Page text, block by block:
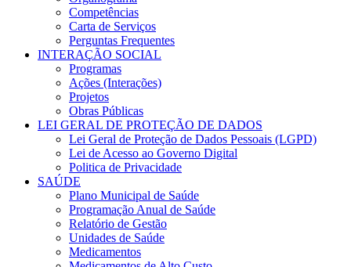
Competências
Carta de Serviços
Perguntas Frequentes
INTERAÇÃO SOCIAL
Programas
Ações (Interações)
Projetos
Obras Públicas
LEI GERAL DE PROTEÇÃO DE DADOS
Lei Geral de Proteção de Dados Pessoais (LGPD)
Lei de Acesso ao Governo Digital
Politica de Privacidade
SAÚDE
Plano Municipal de Saúde
Programação Anual de Saúde
Relatório de Gestão
Unidades de Saúde
Medicamentos